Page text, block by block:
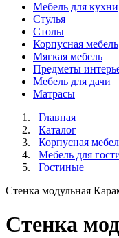
Мебель для кухни
Стулья
Столы
Корпусная мебель
Мягкая мебель
Предметы
Мебель для дачи
Матраcы
Главная
Каталог
Корпусная
Мебель для
Гостиные
Стенка модульная
Стенка